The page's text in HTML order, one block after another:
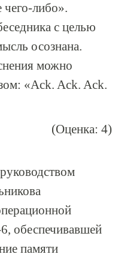
чего-либо».
с целью
осознана.
можно
«Ack. Ack. Ack.
(Оценка: 4)
, обеспечивавшей
памяти